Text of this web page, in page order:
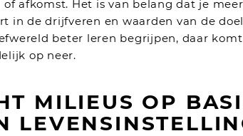
afkomst. Het is van belang dat je
in de drijfveren en waarden van de
beter leren begrijpen, daar
op neer.
MILIEUS OP